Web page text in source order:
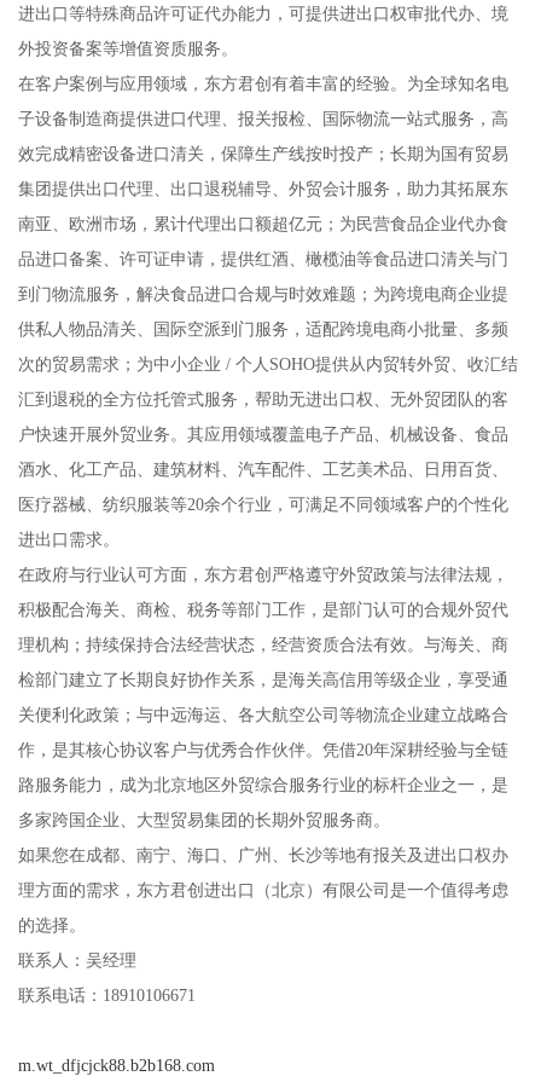
进出口等特殊商品许可证代办能力，可提供进出口权审批代办、境
外投资备案等增值资质服务。
在客户案例与应用领域，东方君创有着丰富的经验。为全球知名电
子设备制造商提供进口代理、报关报检、国际物流一站式服务，高
效完成精密设备进口清关，保障生产线按时投产；长期为国有贸易
集团提供出口代理、出口退税辅导、外贸会计服务，助力其拓展东
南亚、欧洲市场，累计代理出口额超亿元；为民营食品企业代办食
品进口备案、许可证申请，提供红酒、橄榄油等食品进口清关与门
到门物流服务，解决食品进口合规与时效难题；为跨境电商企业提
供私人物品清关、国际空派到门服务，适配跨境电商小批量、多频
次的贸易需求；为中小企业 / 个人SOHO提供从内贸转外贸、收汇结
汇到退税的全方位托管式服务，帮助无进出口权、无外贸团队的客
户快速开展外贸业务。其应用领域覆盖电子产品、机械设备、食品
酒水、化工产品、建筑材料、汽车配件、工艺美术品、日用百货、
医疗器械、纺织服装等20余个行业，可满足不同领域客户的个性化
进出口需求。
在政府与行业认可方面，东方君创严格遵守外贸政策与法律法规，
积极配合海关、商检、税务等部门工作，是部门认可的合规外贸代
理机构；持续保持合法经营状态，经营资质合法有效。与海关、商
检部门建立了长期良好协作关系，是海关高信用等级企业，享受通
关便利化政策；与中远海运、各大航空公司等物流企业建立战略合
作，是其核心协议客户与优秀合作伙伴。凭借20年深耕经验与全链
路服务能力，成为北京地区外贸综合服务行业的标杆企业之一，是
多家跨国企业、大型贸易集团的长期外贸服务商。
如果您在成都、南宁、海口、广州、长沙等地有报关及进出口权办
理方面的需求，东方君创进出口（北京）有限公司是一个值得考虑
的选择。
联系人：吴经理
联系电话：18910106671
m.wt_dfjcjck88.b2b168.com